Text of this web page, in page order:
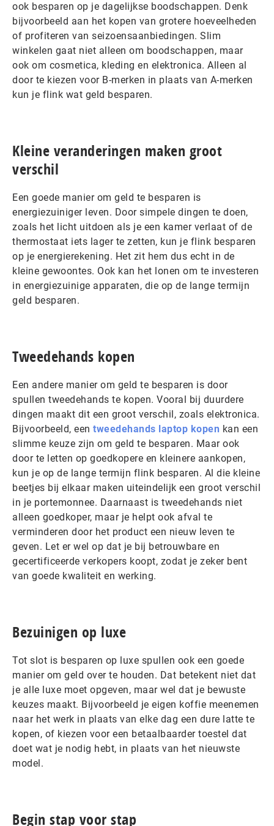
ook besparen op je dagelijkse boodschappen. Denk
bijvoorbeeld aan het kopen van grotere hoeveelheden
of profiteren van seizoensaanbiedingen. Slim
winkelen gaat niet alleen om boodschappen, maar
ook om cosmetica, kleding en elektronica. Alleen al
door te kiezen voor B-merken in plaats van A-merken
kun je flink wat geld besparen.
Kleine veranderingen maken groot
verschil
Een goede manier om geld te besparen is
energiezuiniger leven. Door simpele dingen te doen,
zoals het licht uitdoen als je een kamer verlaat of de
thermostaat iets lager te zetten, kun je flink besparen
op je energierekening. Het zit hem dus echt in de
kleine gewoontes. Ook kan het lonen om te investeren
in energiezuinige apparaten, die op de lange termijn
geld besparen.
Tweedehands kopen
Een andere manier om geld te besparen is door
spullen tweedehands te kopen. Vooral bij duurdere
dingen maakt dit een groot verschil, zoals elektronica.
Bijvoorbeeld, een tweedehands laptop kopen kan een
slimme keuze zijn om geld te besparen. Maar ook
door te letten op goedkopere en kleinere aankopen,
kun je op de lange termijn flink besparen. Al die kleine
beetjes bij elkaar maken uiteindelijk een groot verschil
in je portemonnee. Daarnaast is tweedehands niet
alleen goedkoper, maar je helpt ook afval te
verminderen door het product een nieuw leven te
geven. Let er wel op dat je bij betrouwbare en
gecertificeerde verkopers koopt, zodat je zeker bent
van goede kwaliteit en werking.
Bezuinigen op luxe
Tot slot is besparen op luxe spullen ook een goede
manier om geld over te houden. Dat betekent niet dat
je alle luxe moet opgeven, maar wel dat je bewuste
keuzes maakt. Bijvoorbeeld je eigen koffie meenemen
naar het werk in plaats van elke dag een dure latte te
kopen, of kiezen voor een betaalbaarder toestel dat
doet wat je nodig hebt, in plaats van het nieuwste
model.
Begin stap voor stap